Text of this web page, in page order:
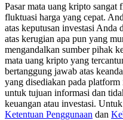
Exclusive for BitMart
Register & Trade to
Precious Metals Trading
Trade Gold & Silver ·
Pasar mata uang kripto
fluktuasi harga yang cepat.
atas keputusan investasi
atas kerugian apa pun yang
mengandalkan sumber pihak
mata uang kripto yang
bertanggung jawab atas
yang disediakan pada
untuk tujuan informasi dan
keuangan atau investasi.
Ketentuan Penggunaan dan